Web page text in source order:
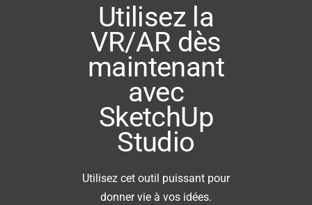
Utilisez la
VR/AR dès
maintenant
avec
SketchUp
Studio
Utilisez cet outil puissant pour
donner vie à vos idées.